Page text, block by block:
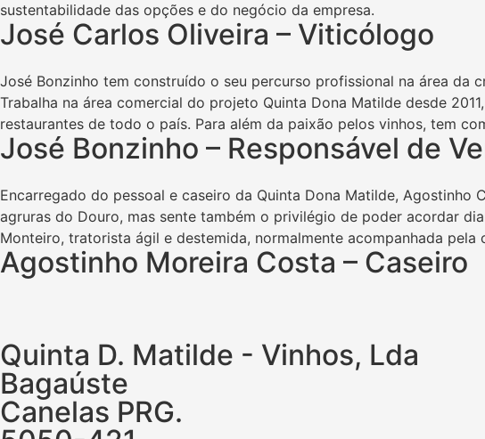
sustentabilidade das opções e do negócio da empresa.
José Carlos Oliveira – Viticólogo
José Bonzinho tem construído o seu percurso profissional na área da
Trabalha na área comercial do projeto Quinta Dona Matilde desde
restaurantes de todo o país. Para além da paixão pelos vinhos, tem
José Bonzinho – Responsável de
Encarregado do pessoal e caseiro da Quinta Dona Matilde,
agruras do Douro, mas sente também o privilégio de poder acordar
Monteiro, tratorista ágil e destemida, normalmente acompanhada
Agostinho Moreira Costa – Caseiro
Quinta D. Matilde - Vinhos, Lda
Bagaúste
Canelas PRG.